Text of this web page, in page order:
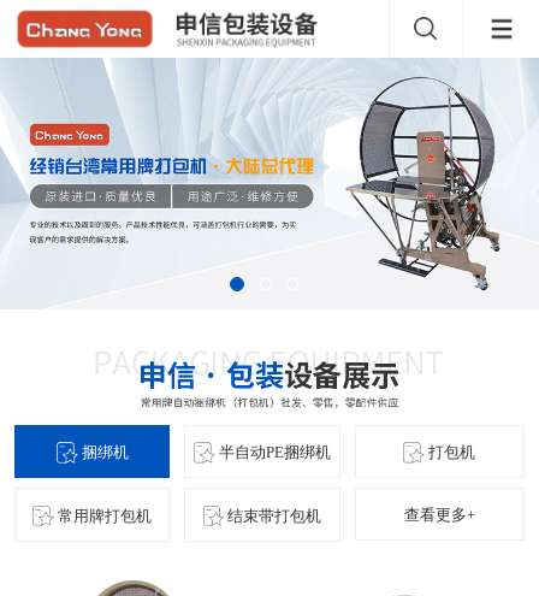
捆绑机 半自动PE捆绑机 打包机
常用牌打包机 结束带打包机 查看更多+